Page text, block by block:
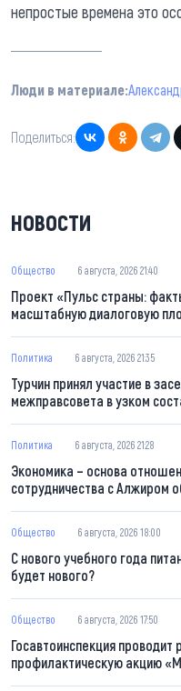
непростые времена это
Люди в материале:
Поделиться:
НОВОСТИ
Общество 6 августа, 2026 21:40
Проект «Пульс страны:
масштабную диалоговую
Политика 6 августа, 2026 21:35
Турчин принял участие в
межправсовета в узком
Политика 6 августа, 2026 21:28
Экономика – основа
сотрудничества с Алжиром
Общество 6 августа, 2026 18:00
С нового учебного года
будет нового?
Общество 6 августа, 2026 17:50
Госавтоинспекция проводит
профилактическую акцию